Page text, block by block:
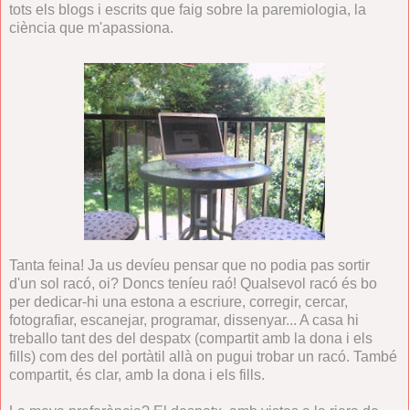
tots els blogs i escrits que faig sobre la paremiologia, la
ciència que m'apassiona.
Tanta feina! Ja us devíeu pensar que no podia pas sortir
d'un sol racó, oi? Doncs teníeu raó! Qualsevol racó és bo
per dedicar-hi una estona a escriure, corregir, cercar,
fotografiar, escanejar, programar, dissenyar... A casa hi
treballo tant des del despatx (compartit amb la dona i els
fills) com des del portàtil allà on pugui trobar un racó. També
compartit, és clar, amb la dona i els fills.